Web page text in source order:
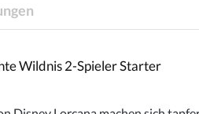
Wildnis 2-Spieler Starter